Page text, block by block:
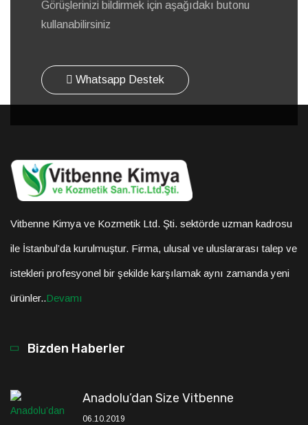
Görüşlerinizi bildirmek için aşağıdakı butonu
kullanabilirsiniz
Whatsapp Destek
Vitbenne Kimya ve Kozmetik Ltd. Şti. sektörde uzman kadrosu
ile İstanbul’da kurulmuştur. Firma, ulusal ve uluslararası talep ve
istekleri profesyonel bir şekilde karşılamak aynı zamanda yeni
ürünler..Devamı
Bizden Haberler
Anadolu’dan Size Vitbenne
06.10.2019